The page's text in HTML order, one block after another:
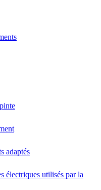
adaptés
électriques utilisés par la